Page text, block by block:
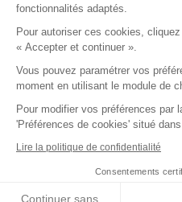
2026 © Opticiens
fonctionnalités adaptés.
Pour autoriser ces cookies,
« Accepter et continuer ».
Vous pouvez paramétrer vos
moment en utilisant le module de
Pour modifier vos préférences par
'Préférences de cookies' situé
Lire la politique de confidentialité
Consentements
Continuer sans